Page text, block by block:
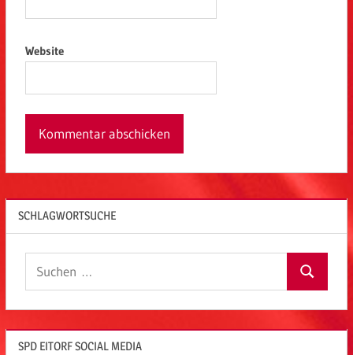
Website
SCHLAGWORTSUCHE
Suchen
SPD EITORF SOCIAL MEDIA